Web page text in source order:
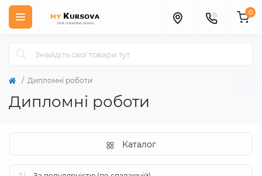
0
Дипломні роботи
Дипломні роботи
Каталог